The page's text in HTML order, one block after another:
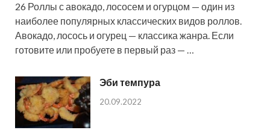
26 Роллы с авокадо, лососем и огурцом — один из
наиболее популярных классических видов роллов.
Авокадо, лосось и огурец — классика жанра. Если
готовите или пробуете в первый раз — …
Эби темпура
20.09.2022